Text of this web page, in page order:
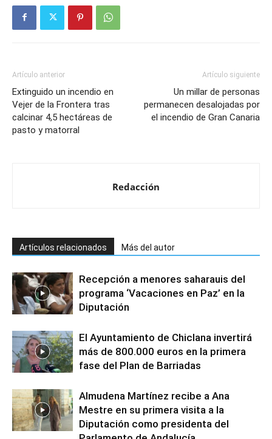
Artículo anterior
Extinguido un incendio en
Vejer de la Frontera tras
calcinar 4,5 hectáreas de
pasto y matorral
Artículo siguiente
Un millar de personas
permanecen desalojadas por
el incendio de Gran Canaria
Redacción
Artículos relacionados Más del autor
Recepción a menores saharauis del
programa ‘Vacaciones en Paz’ en la
Diputación
El Ayuntamiento de Chiclana invertirá
más de 800.000 euros en la primera
fase del Plan de Barriadas
Almudena Martínez recibe a Ana
Mestre en su primera visita a la
Diputación como presidenta del